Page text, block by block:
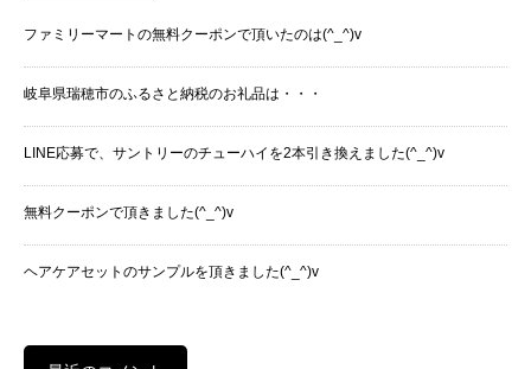
ファミリーマートの無料クーポンで頂いたのは(^_^)v
岐阜県瑞穂市のふるさと納税のお礼品は・・・
LINE応募で、サントリーのチューハイを2本引き換えました(^_^)v
無料クーポンで頂きました(^_^)v
ヘアケアセットのサンプルを頂きました(^_^)v